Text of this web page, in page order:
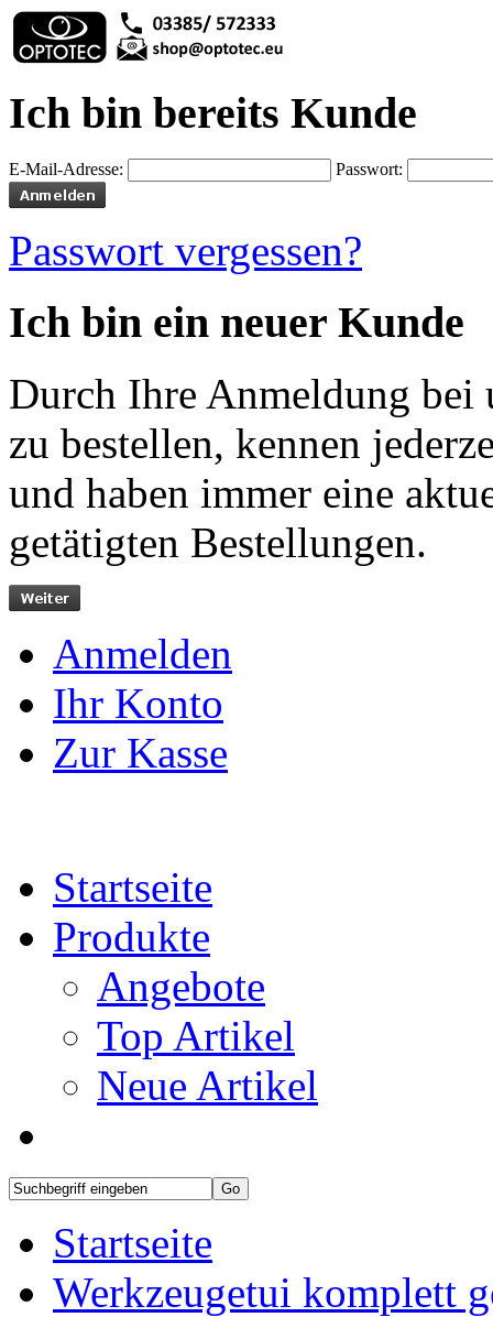
Ich bin bereits Kunde
E-Mail-Adresse: Passwort:
Passwort vergessen?
Ich bin ein neuer Kunde
Durch Ihre Anmeldung bei
zu bestellen, kennen
und haben immer eine
getätigten Bestellungen.
Anmelden
Ihr Konto
Zur Kasse
Startseite
Produkte
Angebote
Top Artikel
Neue Artikel
Startseite
Werkzeugetui komplett